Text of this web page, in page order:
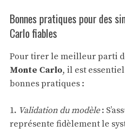
Bonnes pratiques pour des
Carlo fiables
Pour tirer le meilleur parti
Monte Carlo, il est
bonnes pratiques :
1. Validation du modèle:
représente fidèlement le